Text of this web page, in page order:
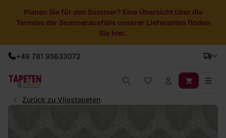
Planen Sie für den Sommer? Eine Übersicht über die
Termine der Sommerausfälle unserer Lieferanten finden
Sie hier.
+49 781 95633072
Zurück zu Vliestapeten